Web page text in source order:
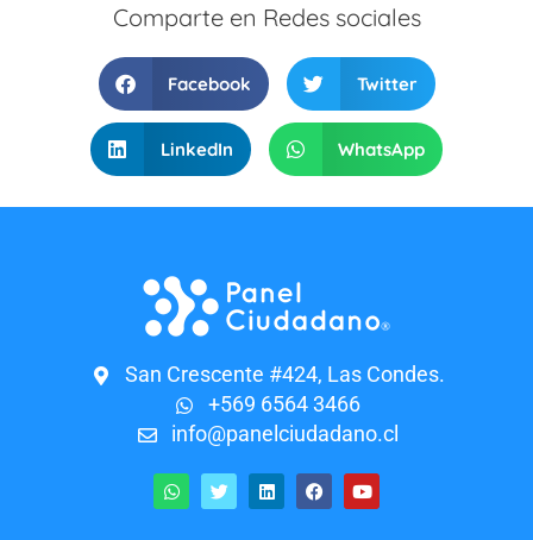
Comparte en Redes sociales
Facebook Twitter
LinkedIn WhatsApp
San Crescente #424, Las Condes.
+569 6564 3466
info@panelciudadano.cl